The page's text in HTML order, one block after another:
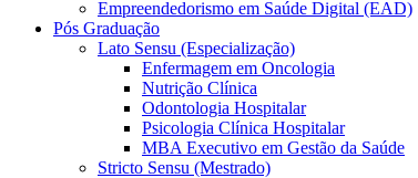
Empreendedorismo em Saúde Digital (EAD)
Pós Graduação
Lato Sensu (Especialização)
Enfermagem em Oncologia
Nutrição Clínica
Odontologia Hospitalar
Psicologia Clínica Hospitalar
MBA Executivo em Gestão da Saúde
Stricto Sensu (Mestrado)